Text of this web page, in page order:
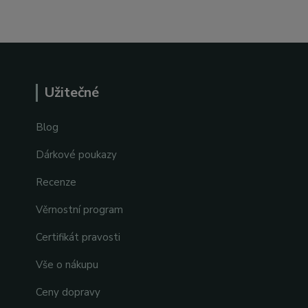
Užitečné
Blog
Dárkové poukazy
Recenze
Věrnostní program
Certifikát pravosti
Vše o nákupu
Ceny dopravy